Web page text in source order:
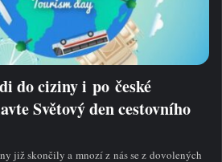
do ciziny i po české
Světový den cestovního
již skončily a mnozí z nás se z dovolených